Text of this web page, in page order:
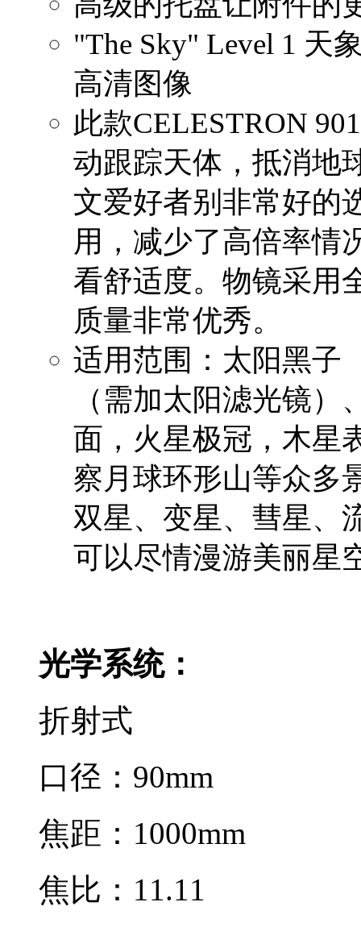
"The Sky" Level 1 天
高清图像
此款CELESTRON
动跟踪天体，抵消地
文爱好者别非常好的
用，减少了高倍率情
看舒适度。物镜采用
质量非常优秀。
适用范围：太阳黑子
（需加太阳滤光镜
面，火星极冠，木
察月球环形山等众多
双星、变星、彗星、
可以尽情漫游美丽星
光学系统：
折射式
口径：90mm
焦距：1000mm
焦比：11.11